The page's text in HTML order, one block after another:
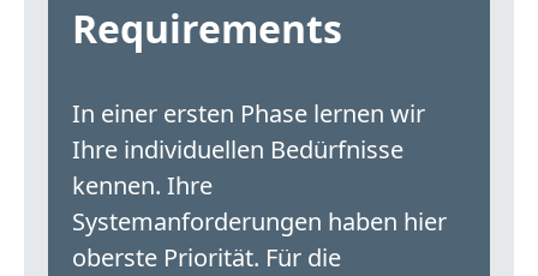
Requirements
In einer ersten Phase lernen wir
Ihre individuellen Bedürfnisse
kennen. Ihre
Systemanforderungen haben hier
oberste Priorität. Für die